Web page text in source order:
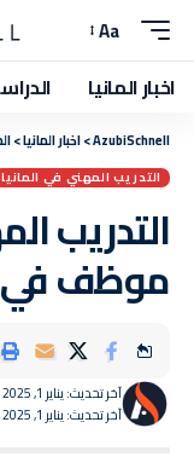
Aa
اخبار المانيا
AzubiSchnell
>اخبار المانيا>
التدريب المهني في المانيا
التدريب
موظف في
آخر تحديث: يناير 1, 2025 8:26 م
آخر تحديث: يناير 1, 2025